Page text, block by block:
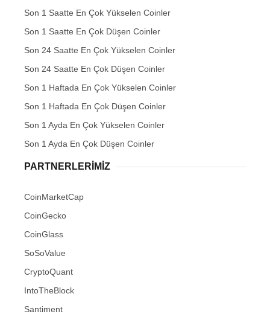
Son 1 Saatte En Çok Yükselen Coinler
Son 1 Saatte En Çok Düşen Coinler
Son 24 Saatte En Çok Yükselen Coinler
Son 24 Saatte En Çok Düşen Coinler
Son 1 Haftada En Çok Yükselen Coinler
Son 1 Haftada En Çok Düşen Coinler
Son 1 Ayda En Çok Yükselen Coinler
Son 1 Ayda En Çok Düşen Coinler
PARTNERLERIMIZ
CoinMarketCap
CoinGecko
CoinGlass
SoSoValue
CryptoQuant
IntoTheBlock
Santiment